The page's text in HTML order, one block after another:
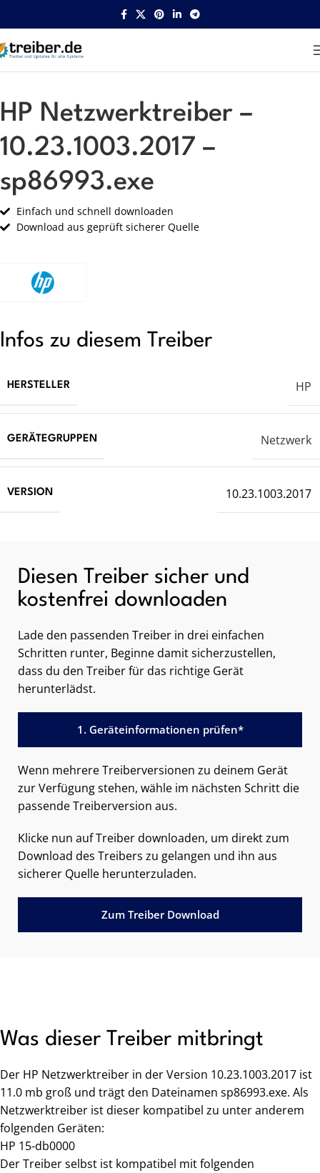
Startseite HP Netzwerk
HP Netzwerktreiber –
10.23.1003.2017 –
sp86993.exe
Einfach und schnell downloaden
Download aus geprüft sicherer Quelle
Infos zu diesem Treiber
HERSTELLER HP
GERÄTEGRUPPEN Netzwerk
VERSION 10.23.1003.2017
Diesen Treiber sicher und
kostenfrei downloaden
Lade den passenden Treiber in drei einfachen
Schritten runter, Beginne damit sicherzustellen,
dass du den Treiber für das richtige Gerät
herunterlädst.
1. Geräteinformationen prüfen*
Wenn mehrere Treiberversionen zu deinem Gerät
zur Verfügung stehen, wähle im nächsten Schritt die
passende Treiberversion aus.
Klicke nun auf Treiber downloaden, um direkt zum
Download des Treibers zu gelangen und ihn aus
sicherer Quelle herunterzuladen.
Zum Treiber Download
Was dieser Treiber mitbringt
Der HP Netzwerktreiber in der Version 10.23.1003.2017 ist
11.0 mb groß und trägt den Dateinamen sp86993.exe. Als
Netzwerktreiber ist dieser kompatibel zu unter anderem
folgenden Geräten:
HP 15-db0000
Der Treiber selbst ist kompatibel mit folgenden